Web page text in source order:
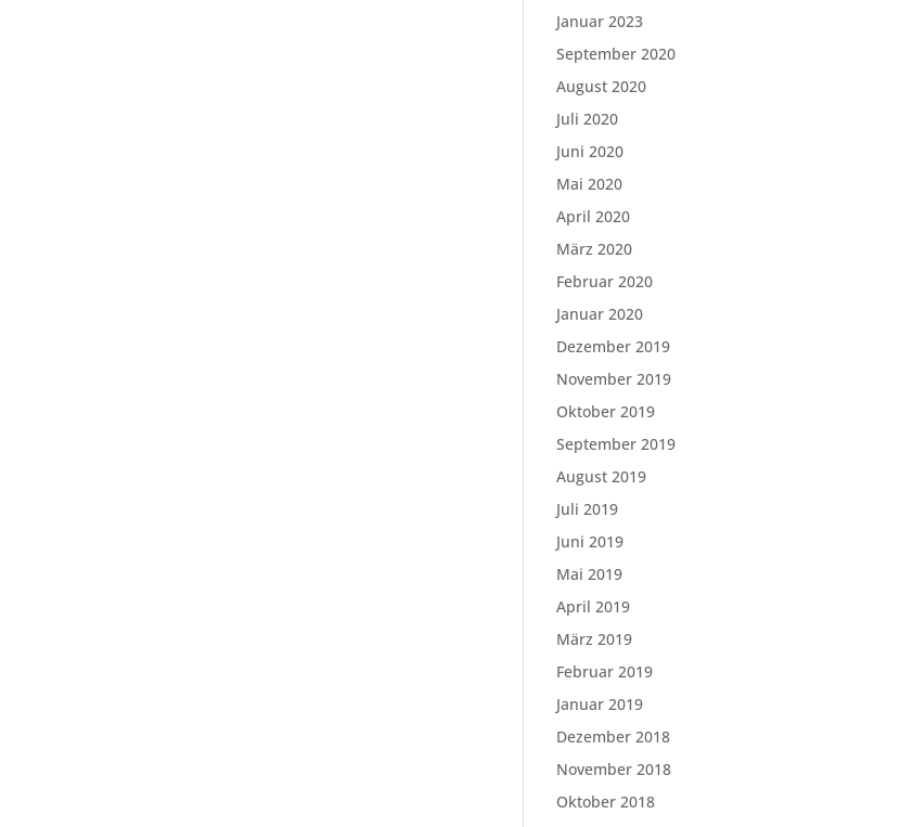
Januar 2023
September 2020
August 2020
Juli 2020
Juni 2020
Mai 2020
April 2020
März 2020
Februar 2020
Januar 2020
Dezember 2019
November 2019
Oktober 2019
September 2019
August 2019
Juli 2019
Juni 2019
Mai 2019
April 2019
März 2019
Februar 2019
Januar 2019
Dezember 2018
November 2018
Oktober 2018